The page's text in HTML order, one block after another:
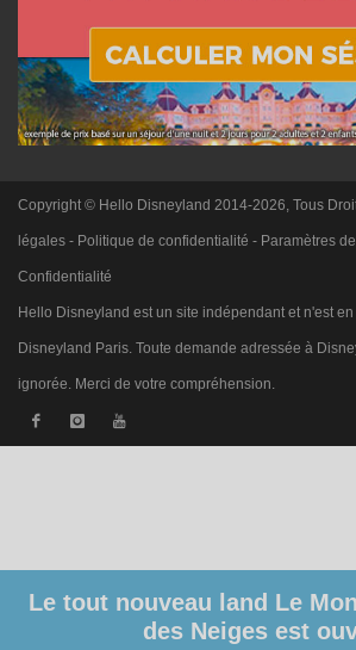
Copyright © Hello Disneyland 2014-2026, Tous
légales - Politique de confidentialité - Paramètres
Confidentialité
Hello Disneyland est un site indépendant et n'est
Disneyland Paris. Toute demande adressée à
ignorée. Merci de votre compréhension.
Le tout nouveau land Le
des Neiges est